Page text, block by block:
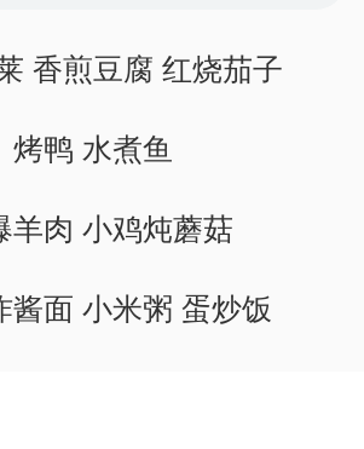
香煎豆腐 红烧茄子
烤鸭 水煮鱼
羊肉 小鸡炖蘑菇
酱面 小米粥 蛋炒饭